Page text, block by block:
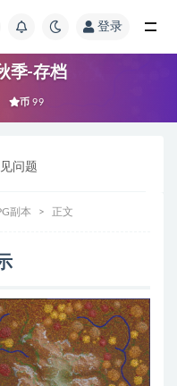
登录
季-存档
币 99
问题
副本 正文